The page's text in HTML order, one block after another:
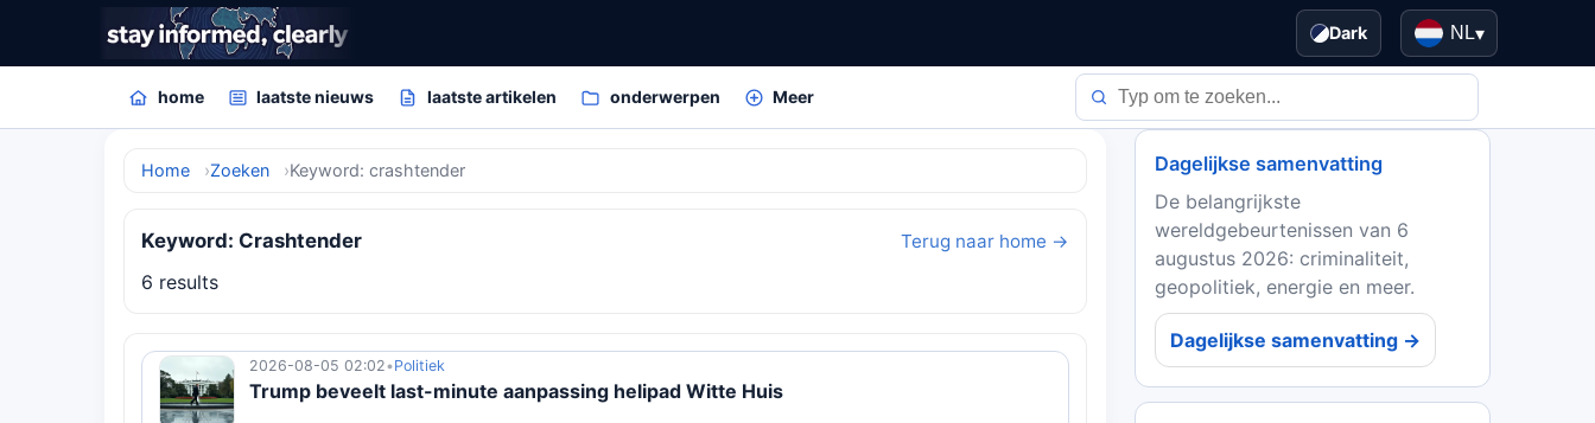
Dark NL▾
home laatste nieuws laatste artikelen onderwerpen Meer
Home Zoeken Keyword: crashtender
Keyword: Crashtender Terug naar home →
6 results
2026-08-05 02:02•Politiek
Trump beveelt last-minute aanpassing helipad Witte Huis
Dagelijkse samenvatting
De belangrijkste
wereldgebeurtenissen van 6
augustus 2026: criminaliteit,
geopolitiek, energie en meer.
Dagelijkse samenvatting →